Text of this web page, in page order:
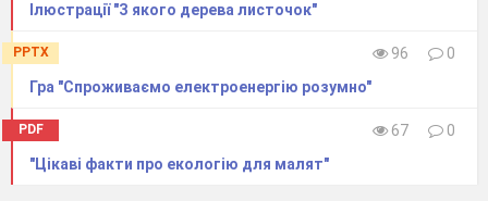
Ілюстрації "З якого дерева листочок"
PPTX 96
0
Гра "Спроживаємо електроенергію розумно"
PDF 67
0
"Цікаві факти про екологію для малят"